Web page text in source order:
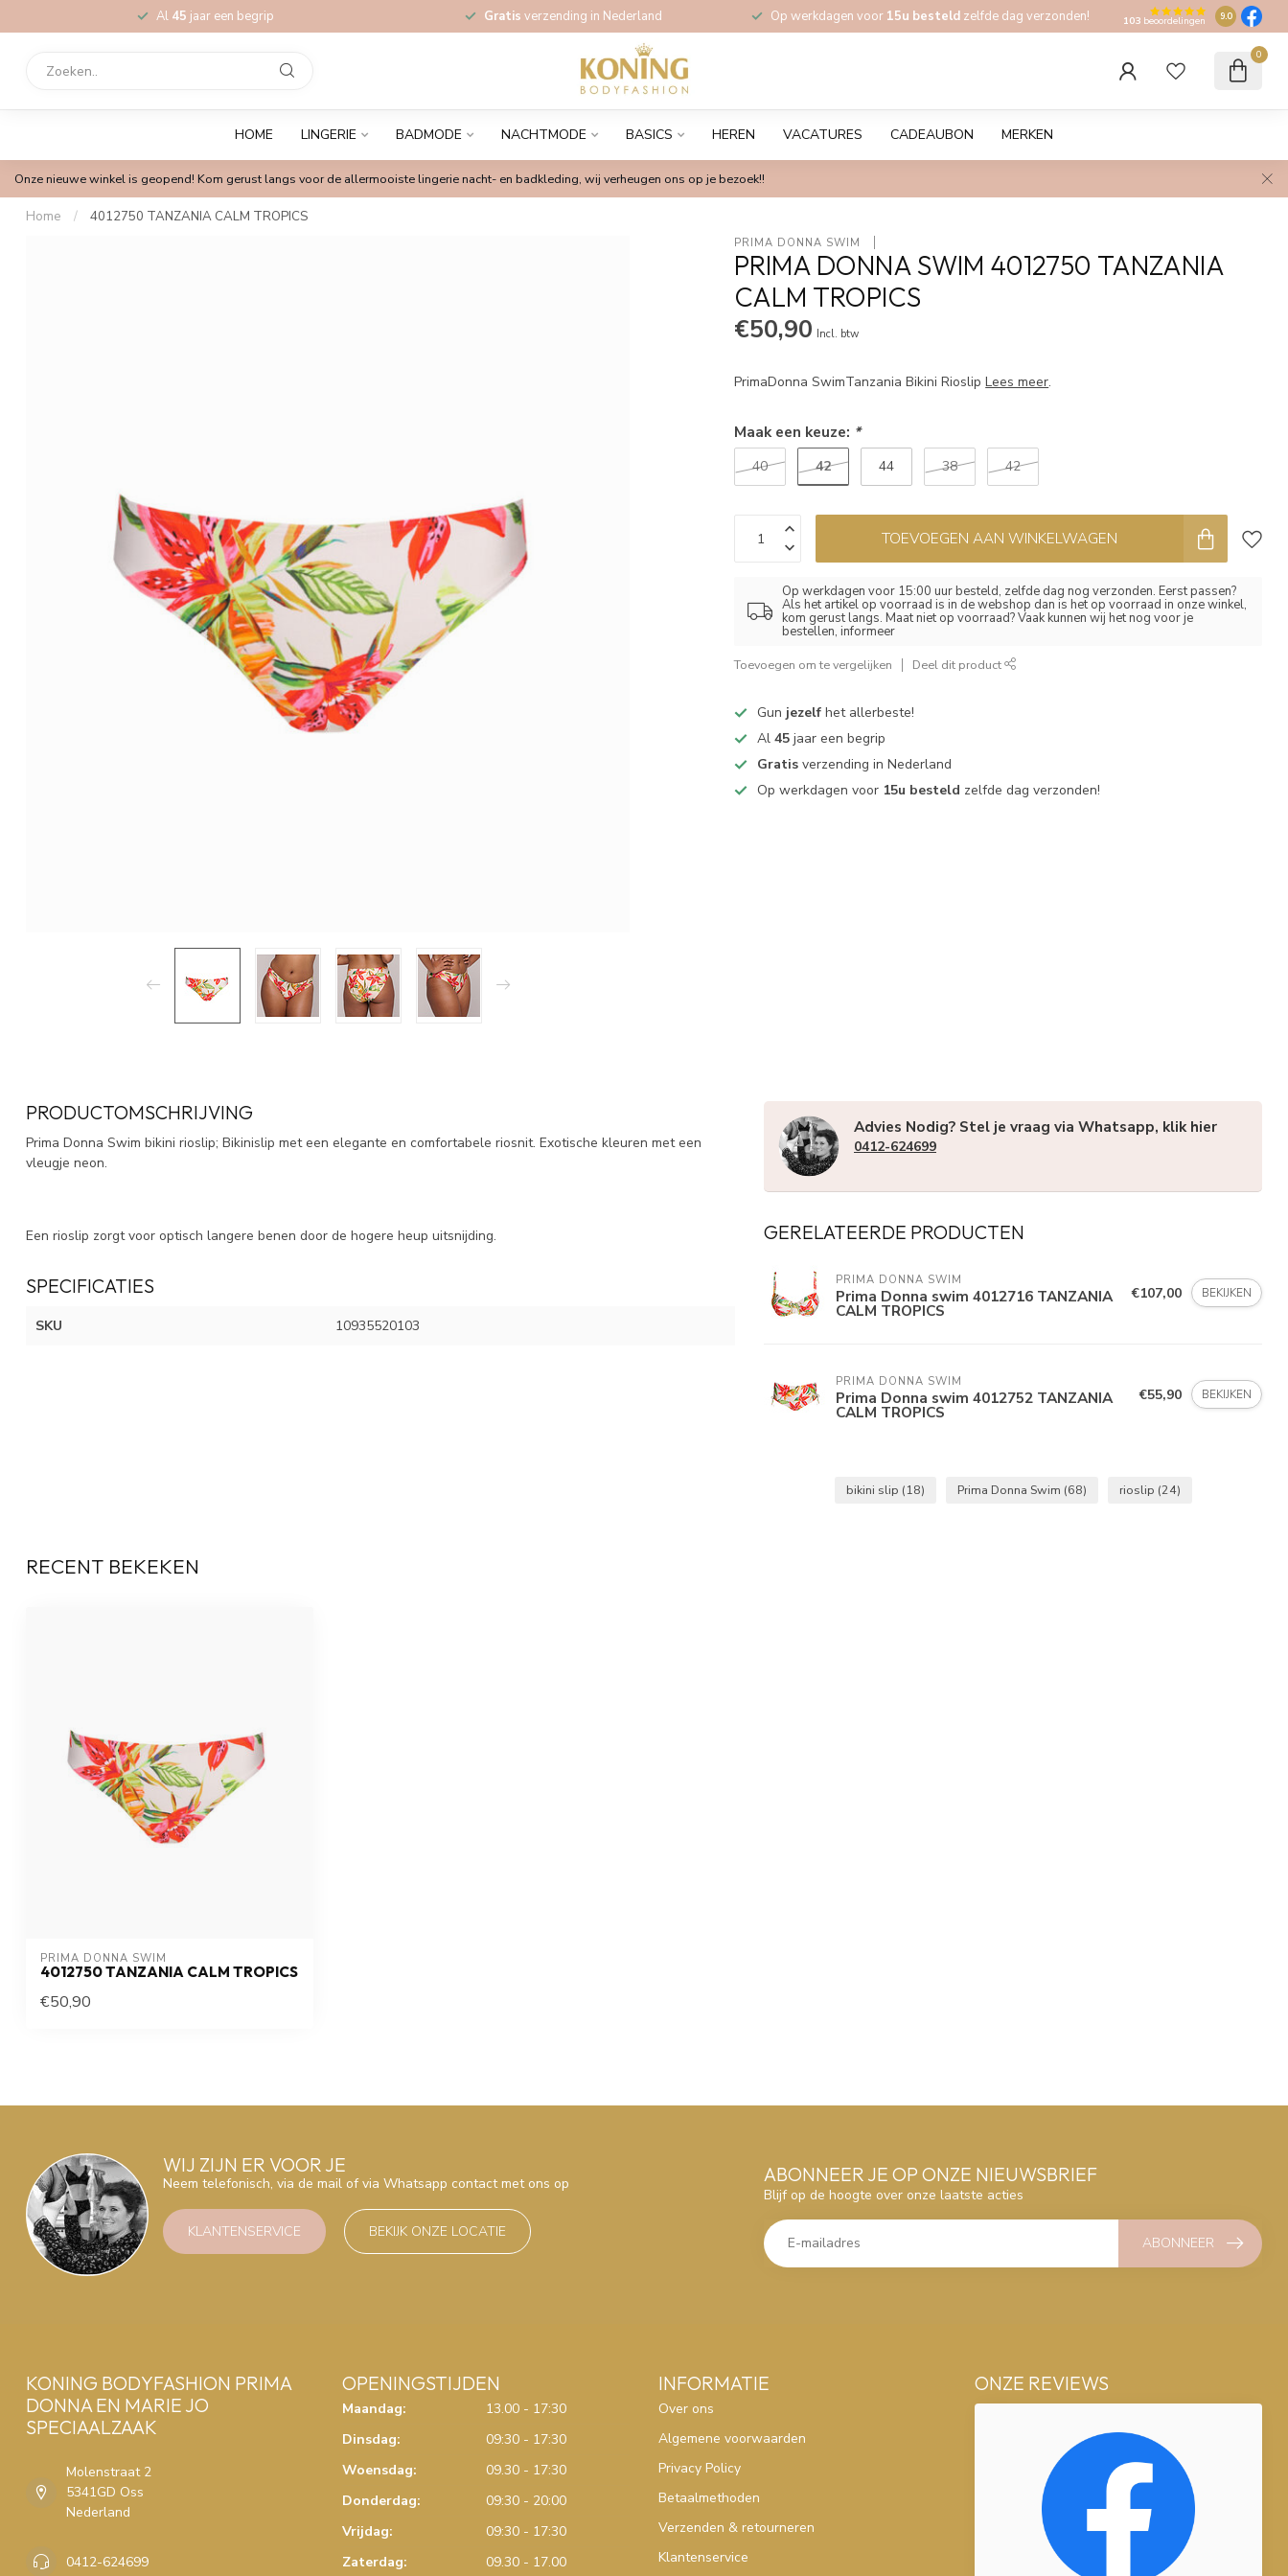
Al 45 jaar een begrip Gratis verzending in Nederland Op werkdagen voor 15u besteld zelfde dag verzonden! 103 beoordelingen 9.0
0
HOME LINGERIE BADMODE NACHTMODE BASICS HEREN VACATURES CADEAUBON MERKEN
Onze nieuwe winkel is geopend! Kom gerust langs voor de allermooiste lingerie nacht- en badkleding, wij verheugen ons op je bezoek!!
Home / 4012750 TANZANIA CALM TROPICS
PRIMA DONNA SWIM
PRIMA DONNA SWIM 4012750 TANZANIA
CALM TROPICS
€50,90 Incl. btw
PrimaDonna SwimTanzania Bikini RioslipLees meer.
Maak een keuze: *
40 42 44 38 42
TOEVOEGEN AAN WINKELWAGEN
Op werkdagen voor 15:00 uur besteld, zelfde dag nog verzonden. Eerst passen?
Als het artikel op voorraad is in de webshop dan is het op voorraad in onze winkel,
kom gerust langs. Maat niet op voorraad? Vaak kunnen wij het nog voor je
bestellen, informeer
Toevoegen om te vergelijken Deel dit product
Gun jezelf het allerbeste!
Al45 jaar een begrip
Gratis verzending in Nederland
Op werkdagen voor 15u besteld zelfde dag verzonden!
PRODUCTOMSCHRIJVING
Prima Donna Swim bikini rioslip; Bikinislip met een elegante en comfortabele riosnit. Exotische kleuren met een
vleugje neon.
Een rioslip zorgt voor optisch langere benen door de hogere heup uitsnijding.
SPECIFICATIES
SKU 10935520103
Advies Nodig? Stel je vraag via Whatsapp, klik hier
0412-624699
GERELATEERDE PRODUCTEN
PRIMA DONNA SWIM
Prima Donna swim 4012716 TANZANIA
CALM TROPICS
€107,00 BEKIJKEN
PRIMA DONNA SWIM
Prima Donna swim 4012752 TANZANIA
CALM TROPICS
€55,90 BEKIJKEN
bikini slip (18) Prima Donna Swim (68) rioslip (24)
RECENT BEKEKEN
PRIMA DONNA SWIM
4012750 TANZANIA CALM TROPICS
€50,90
WIJ ZIJN ER VOOR JE
Neem telefonisch, via de mail of via Whatsapp contact met ons op
KLANTENSERVICE BEKIJK ONZE LOCATIE
ABONNEER JE OP ONZE NIEUWSBRIEF
Blijf op de hoogte over onze laatste acties
ABONNEER
KONING BODYFASHION PRIMA
DONNA EN MARIE JO
SPECIAALZAAK
Molenstraat 2
5341GD Oss
Nederland
0412-624699
OPENINGSTIJDEN
Maandag:
13.00 - 17:30
Dinsdag:
09:30 - 17:30
Woensdag:
09.30 - 17:30
Donderdag:
09:30 - 20:00
Vrijdag:
09:30 - 17:30
Zaterdag:
09.30 - 17.00
INFORMATIE
Over ons
Algemene voorwaarden
Privacy Policy
Betaalmethoden
Verzenden & retourneren
Klantenservice
ONZE REVIEWS